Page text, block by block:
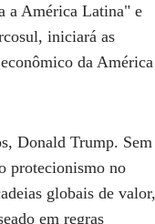
a América Latina" e
iniciará as
da América
Donald Trump. Sem
protecionismo no
globais de valor,
em regras